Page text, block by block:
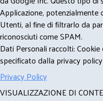
Applicazione,
Utenti, al fine di filtrarlo da
riconosciuti come SPAM.
Dati Personali raccolti:
specificato dalla privacy
Privacy Policy
VISUALIZZAZIONE DI